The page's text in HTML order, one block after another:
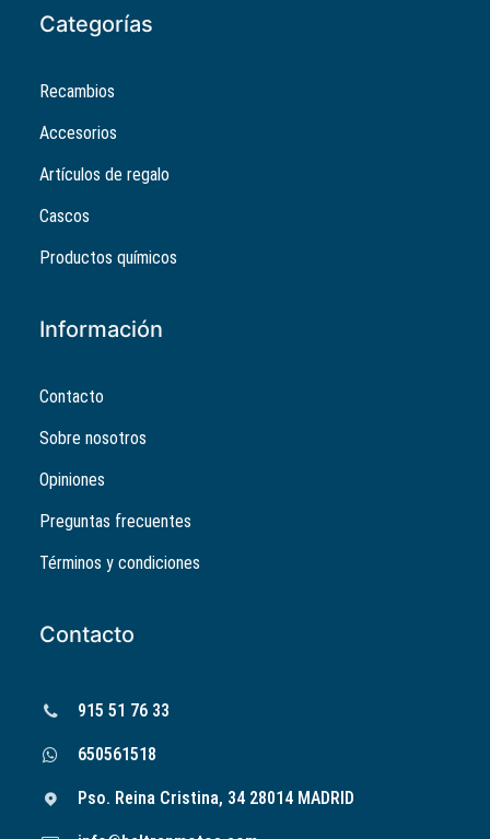
Categorías
Recambios
Accesorios
Artículos de regalo
Cascos
Productos químicos
Información
Contacto
Sobre nosotros
Opiniones
Preguntas frecuentes
Términos y condiciones
Contacto
915 51 76 33
650561518
Pso. Reina Cristina, 34 28014 MADRID